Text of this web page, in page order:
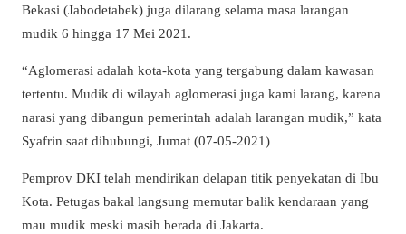
Bekasi (Jabodetabek) juga dilarang selama masa larangan
mudik 6 hingga 17 Mei 2021.
“Aglomerasi adalah kota-kota yang tergabung dalam kawasan
tertentu. Mudik di wilayah aglomerasi juga kami larang, karena
narasi yang dibangun pemerintah adalah larangan mudik,” kata
Syafrin saat dihubungi, Jumat (07-05-2021)
Pemprov DKI telah mendirikan delapan titik penyekatan di Ibu
Kota. Petugas bakal langsung memutar balik kendaraan yang
mau mudik meski masih berada di Jakarta.